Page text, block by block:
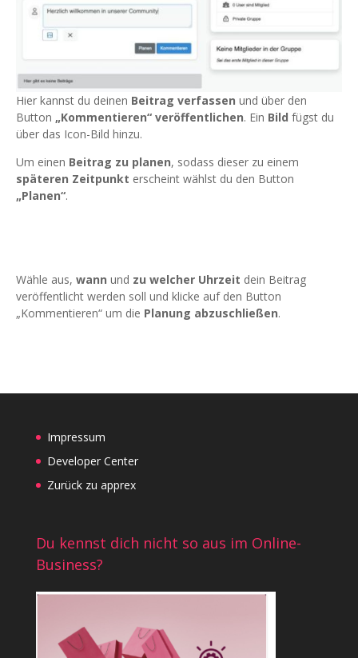
Hier kannst du deinen Beitrag verfassen und über den
Button „Kommentieren“ veröffentlichen. Ein Bild fügst du
über das Icon-Bild hinzu.
Um einen Beitrag zu planen, sodass dieser zu einem
späteren Zeitpunkt erscheint wählst du den Button
„Planen“.
Wähle aus, wann und zu welcher Uhrzeit dein Beitrag
veröffentlicht werden soll und klicke auf den Button
„Kommentieren“ um die Planung abzuschließen.
Impressum
Developer Center
Zurück zu apprex
Du kennst dich nicht so aus im Online-
Business?